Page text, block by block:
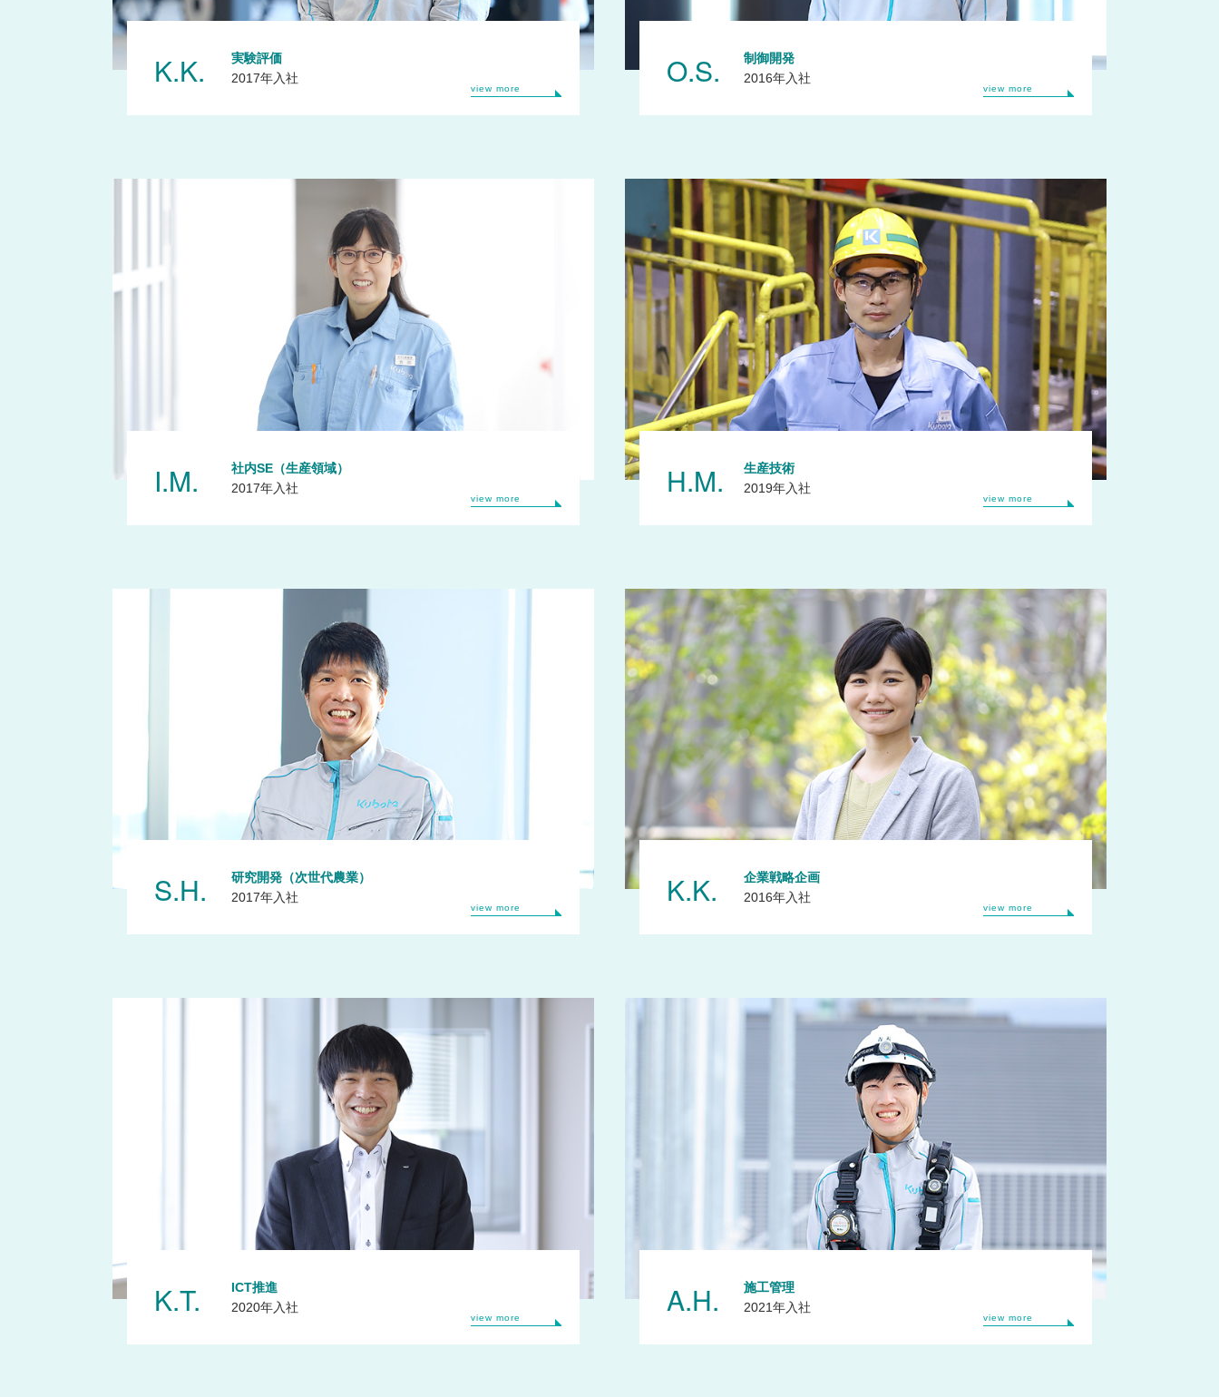
K.K.
実験評価
2017年入社
view more O.S.
制御開発
2016年入社
view more
I.M.
社内SE（生産領域）
2017年入社
view more H.M.
生産技術
2019年入社
view more
S.H.
研究開発（次世代農業）
2017年入社
view more K.K.
企業戦略企画
2016年入社
view more
K.T.
ICT推進
2020年入社
view more A.H.
施工管理
2021年入社
view more